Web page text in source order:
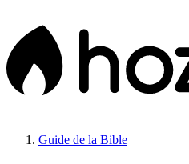
Guide de la Bible